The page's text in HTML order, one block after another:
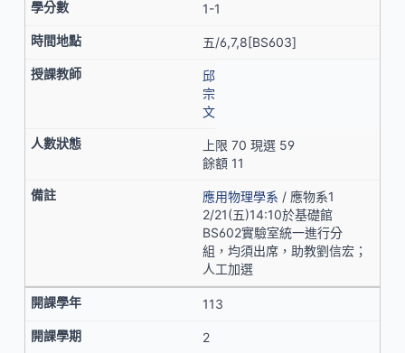
1-1
五/6,7,8[BS603]
邱
宗
文
上限 70 現選 59
餘額 11
應用物理學系 / 應物系1
2/21(五)14:10於基礎館
BS602實驗室統一進行分
組，均須出席，助教劉信宏；
人工加選
113
2